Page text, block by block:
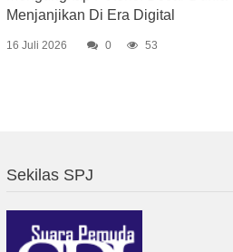
Menjanjikan Di Era Digital
16 Juli 2026 0 53
Sekilas SPJ